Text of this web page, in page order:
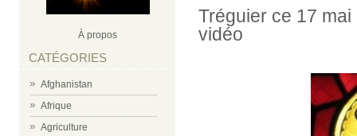
À propos
CATÉGORIES
Afghanistan
Afrique
Agriculture
Tréguier ce 17
vidéo